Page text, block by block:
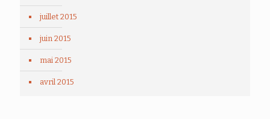
juillet 2015
juin 2015
mai 2015
avril 2015